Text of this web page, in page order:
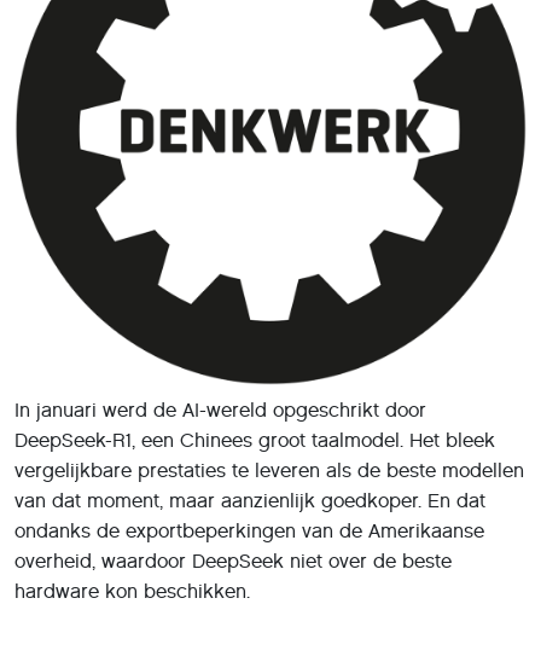
In januari werd de AI-wereld opgeschrikt door
DeepSeek-R1, een Chinees groot taalmodel. Het bleek
vergelijkbare prestaties te leveren als de beste modellen
van dat moment, maar aanzienlijk goedkoper. En dat
ondanks de exportbeperkingen van de Amerikaanse
overheid, waardoor DeepSeek niet over de beste
hardware kon beschikken.